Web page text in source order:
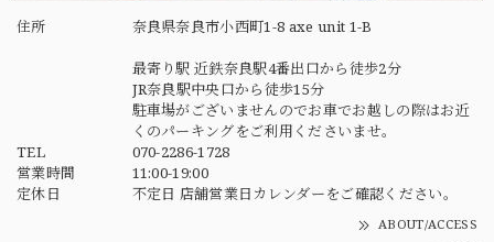
住所 奈良県奈良市小西町1-8 axe unit 1-B
最寄り駅 近鉄奈良駅4番出口から徒歩2分
JR奈良駅中央口から徒歩15分
駐車場がございませんのでお車でお越しの際はお近
くのパーキングをご利用くださいませ。
TEL
070-2286-1728
営業時間
11:00-19:00
定休日
不定日 店舗営業日カレンダーをご確認ください。
ABOUT/ACCESS